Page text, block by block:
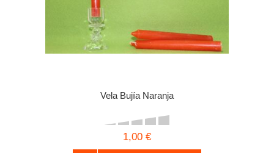
Vela Bujía Naranja
1,00 €